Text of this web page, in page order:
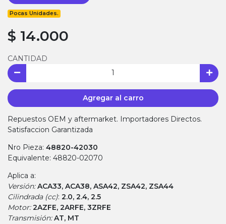
Pocas Unidades.
$ 14.000
CANTIDAD
Agregar al carro
Repuestos OEM y aftermarket. Importadores Directos.
Satisfaccion Garantizada
Nro Pieza: 48820-42030
Equivalente: 48820-02070
Aplica a:
Versión:ACA33, ACA38, ASA42, ZSA42, ZSA44
Cilindrada (cc): 2.0, 2.4, 2.5
Motor:2AZFE, 2ARFE, 3ZRFE
Transmisión:AT, MT